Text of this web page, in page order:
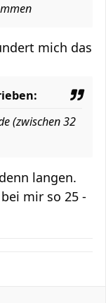
mich das
(zwischen 32
langen.
mir so 25 -